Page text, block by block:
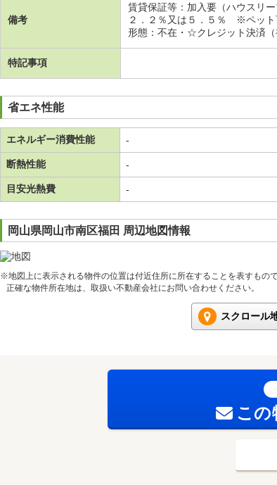
備考
賃貸保証等：加入要（ハウスリ
２．２％又は５．５％ ※ペット
形態：不在・☆クレジット決済
特記事項
省エネ性能
エネルギー消費性能 -
断熱性能 -
目安光熱費 -
岡山県岡山市南区福田 周辺地図情報
※地図上に表示される物件の位置は付近住所に所在することを表すもの
正確な物件所在地は、取扱い不動産会社にお問い合わせください。
スクロール
この